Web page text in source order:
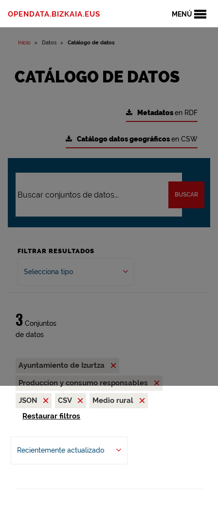
MENÚ
OPENDATA.BIZKAIA.EUS
Inicio Datos Catálogo de datos
CATÁLOGO DE DATOS
Metadatosen RDF
Catálogo datos geográficosen CSW
BUSCAR
FILTRAR RESULTADOS
Selecciona tipo
3 Conjuntos
de datos
Ayuntamiento de Izurtza
Produccion y consumo responsables
JSON
CSV
Medio rural
Restaurar filtros
Recientemente actualizado